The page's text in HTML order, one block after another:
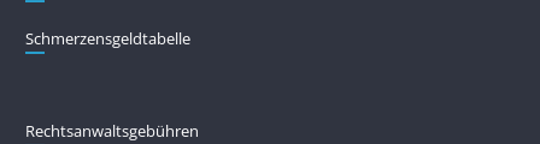
Schmerzensgeldtabelle
Rechtsanwaltsgebühren